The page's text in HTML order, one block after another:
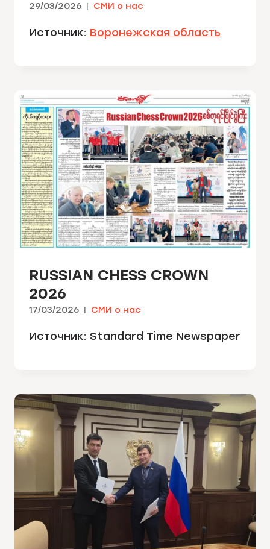
29/03/2026 СМИ о нас
Источник: Воронежская область
RUSSIAN CHESS CROWN
2026
17/03/2026 СМИ о нас
Источник: Standard Time Newspaper